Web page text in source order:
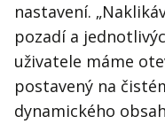
nastavení.
pozadí a
uživatele máme
postavený na
dynamického